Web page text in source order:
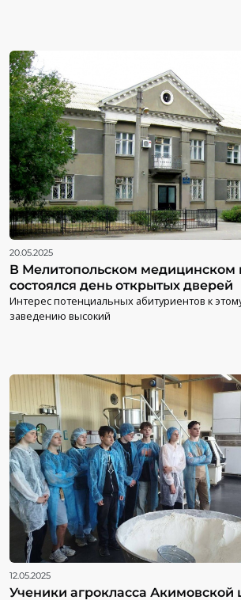
20.05.2025
В Мелитопольском медицинском
состоялся день открытых дверей
Интерес потенциальных абитуриентов к
заведению высокий
12.05.2025
Ученики агрокласса Акимовской